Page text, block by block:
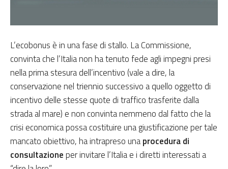
L’ecobonus è in una fase di stallo. La Commissione,
convinta che l’Italia non ha tenuto fede agli impegni presi
nella prima stesura dell’incentivo (vale a dire, la
conservazione nel triennio successivo a quello oggetto di
incentivo delle stesse quote di traffico trasferite dalla
strada al mare) e non convinta nemmeno dal fatto che la
crisi economica possa costituire una giustificazione per tale
mancato obiettivo, ha intrapreso unaprocedura di
consultazioneper invitare l’Italia e i diretti interessati a